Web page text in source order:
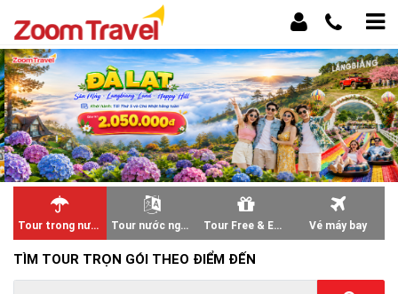
Tour trong nước Tour nước ngoài Tour Free & Easy Vé máy bay
TÌM TOUR TRỌN GÓI THEO ĐIỂM ĐẾN